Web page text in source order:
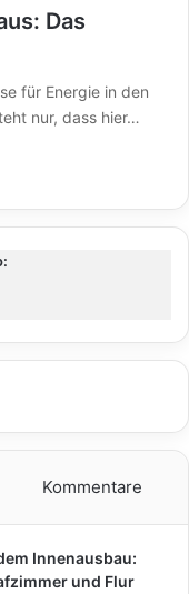
Das
für Energie in den
nur, dass hier…
Kommentare
Innenausbau:
und Flur